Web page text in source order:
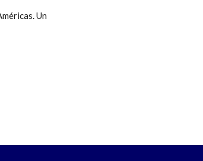
Un